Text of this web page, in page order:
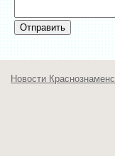
Новости